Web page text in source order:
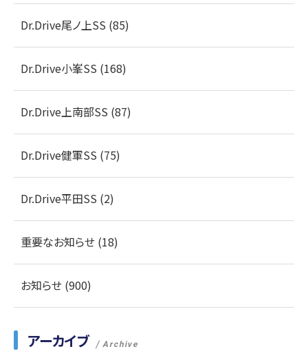
Dr.Drive尾ノ上SS (85)
Dr.Drive小峯SS (168)
Dr.Drive上南部SS (87)
Dr.Drive健軍SS (75)
Dr.Drive平田SS (2)
重要なお知らせ (18)
お知らせ (900)
アーカイブ Archive